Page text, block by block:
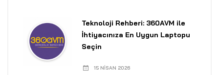
Teknoloji Rehberi: 360AVM ile
İhtiyacınıza En Uygun Laptopu
Seçin
15 NISAN 2026